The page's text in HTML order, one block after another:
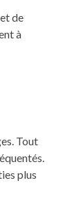
de
à
Tout
plus